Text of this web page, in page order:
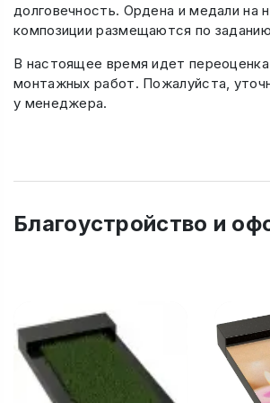
долговечность. Ордена и медали на
композиции размещаются по заданию
В настоящее время идет
монтажных работ. Пожалуйста,
у менеджера.
Благоустройство и